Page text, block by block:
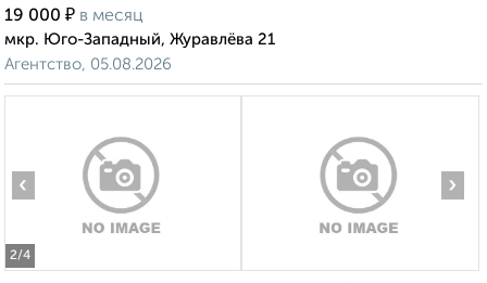
19 000 ₽ в месяц
мкр. Юго-Западный, Журавлёва 21
Агентство, 05.08.2026
2/4
‹ ›